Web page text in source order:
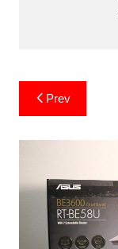
Post
navigation
Prev